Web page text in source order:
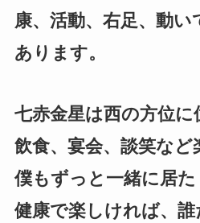
康、活動、右足、動
あります。
七赤金星は西の方位に
飲食、宴会、談笑など
僕もずっと一緒に居た
健康で楽しければ、